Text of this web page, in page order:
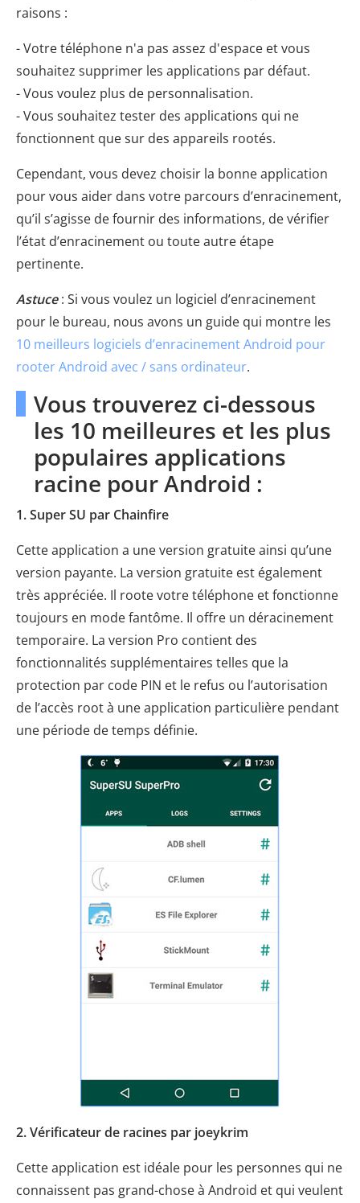
raisons :
- Votre téléphone n'a pas assez d'espace et vous
souhaitez supprimer les applications par défaut.
- Vous voulez plus de personnalisation.
- Vous souhaitez tester des applications qui ne
fonctionnent que sur des appareils rootés.
Cependant, vous devez choisir la bonne application
pour vous aider dans votre parcours d’enracinement,
qu’il s’agisse de fournir des informations, de vérifier
l’état d’enracinement ou toute autre étape
pertinente.
Astuce: Si vous voulez un logiciel d’enracinement
pour le bureau, nous avons un guide qui montre les
10 meilleurs logiciels d’enracinement Android pour
rooter Android avec / sans ordinateur.
Vous trouverez ci-dessous
les 10 meilleures et les plus
populaires applications
racine pour Android :
1. Super SU par Chainfire
Cette application a une version gratuite ainsi qu’une
version payante. La version gratuite est également
très appréciée. Il roote votre téléphone et fonctionne
toujours en mode fantôme. Il offre un déracinement
temporaire. La version Pro contient des
fonctionnalités supplémentaires telles que la
protection par code PIN et le refus ou l’autorisation
de l’accès root à une application particulière pendant
une période de temps définie.
2. Vérificateur de racines par joeykrim
Cette application est idéale pour les personnes qui ne
connaissent pas grand-chose à Android et qui veulent